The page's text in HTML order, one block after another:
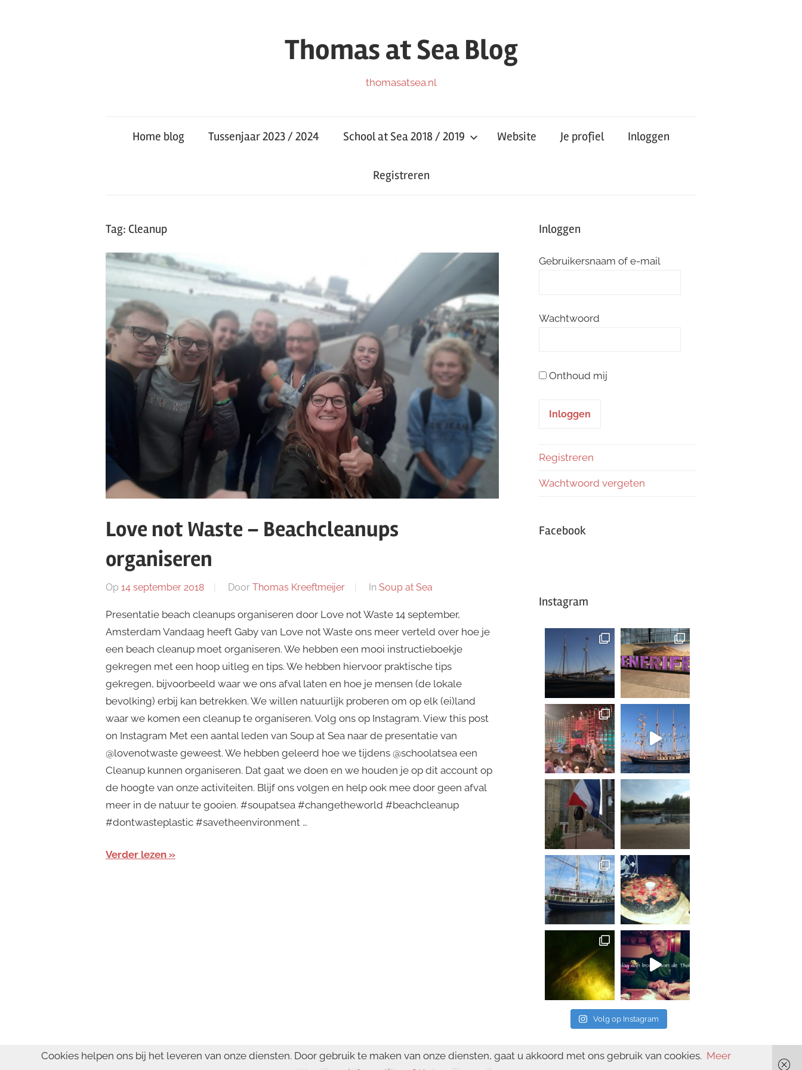
Thomas at Sea Blog
thomasatsea.nl
Home blog Tussenjaar 2023 / 2024 School at Sea 2018 / 2019 Website Je profiel Inloggen
Registreren
Tag: Cleanup
Love not Waste – Beachcleanups
organiseren
Op 14 september 2018 Door Thomas Kreeftmeijer In Soup at Sea
Presentatie beach cleanups organiseren door Love not Waste 14 september,
Amsterdam Vandaag heeft Gaby van Love not Waste ons meer verteld over hoe je
een beach cleanup moet organiseren. We hebben een mooi instructieboekje
gekregen met een hoop uitleg en tips. We hebben hiervoor praktische tips
gekregen, bijvoorbeeld waar we ons afval laten en hoe je mensen (de lokale
bevolking) erbij kan betrekken. We willen natuurlijk proberen om op elk (ei)land
waar we komen een cleanup te organiseren. Volg ons op Instagram. View this post
on Instagram Met een aantal leden van Soup at Sea naar de presentatie van
@lovenotwaste geweest. We hebben geleerd hoe we tijdens @schoolatsea een
Cleanup kunnen organiseren. Dat gaat we doen en we houden je op dit account op
de hoogte van onze activiteiten. Blijf ons volgen en help ook mee door geen afval
meer in de natuur te gooien. #soupatsea #changetheworld #beachcleanup
#dontwasteplastic #savetheenvironment …
Verder lezen
Inloggen
Gebruikersnaam of e-mail
Wachtwoord
Onthoud mij
Registreren
Wachtwoord vergeten
Facebook
Instagram
Volg op Instagram
Cookies helpen ons bij het leveren van onze diensten. Door gebruik te maken van onze diensten, gaat u akkoord met ons gebruik van cookies. Meer